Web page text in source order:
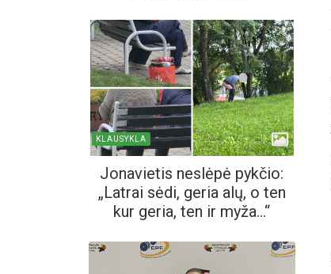
KLAUSYKLA
Jonavietis neslėpė pykčio:
„Latrai sėdi, geria alų, o ten
kur geria, ten ir myža...“